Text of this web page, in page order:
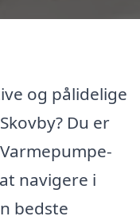
og pålidelige
Du er
navigere i
bedste